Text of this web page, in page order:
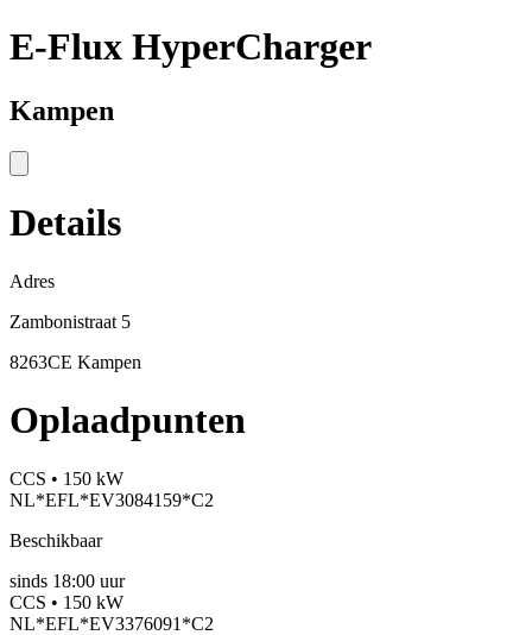
E-Flux HyperCharger
Kampen
Details
Adres
Zambonistraat 5
8263CE Kampen
Oplaadpunten
CCS • 150 kW
NL*EFL*EV3084159*C2
Beschikbaar
sinds 18:00 uur
CCS • 150 kW
NL*EFL*EV3376091*C2